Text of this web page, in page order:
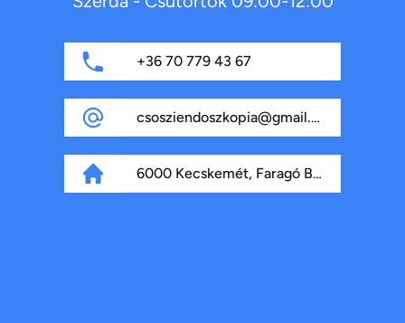
+36 70 779 43 67
csosziendoszkopia@gmail.com
6000 Kecskemét, Faragó Béla fasor 4